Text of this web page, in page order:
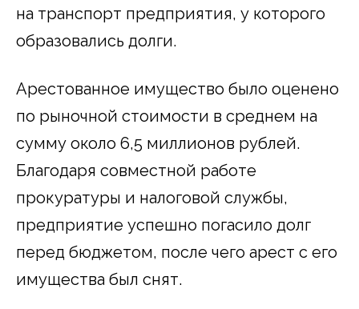
на транспорт предприятия, у которого
образовались долги.
Арестованное имущество было оценено
по рыночной стоимости в среднем на
сумму около 6,5 миллионов рублей.
Благодаря совместной работе
прокуратуры и налоговой службы,
предприятие успешно погасило долг
перед бюджетом, после чего арест с его
имущества был снят.